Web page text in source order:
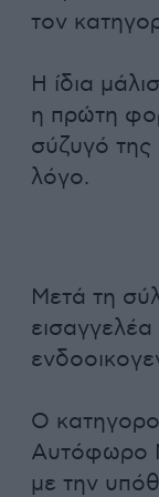
τον
Η ίδια
η πρώτη
σύζυγό της
λόγο.
Μετά τη
Ο
Αυτόφωρο
με την